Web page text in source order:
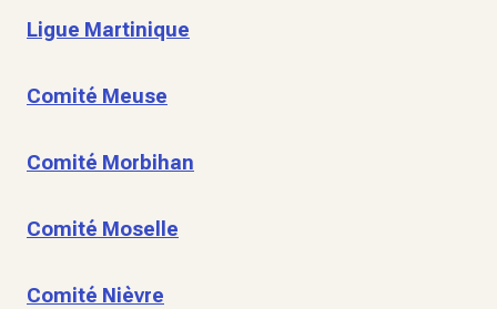
Ligue Martinique
Comité Meuse
Comité Morbihan
Comité Moselle
Comité Nièvre